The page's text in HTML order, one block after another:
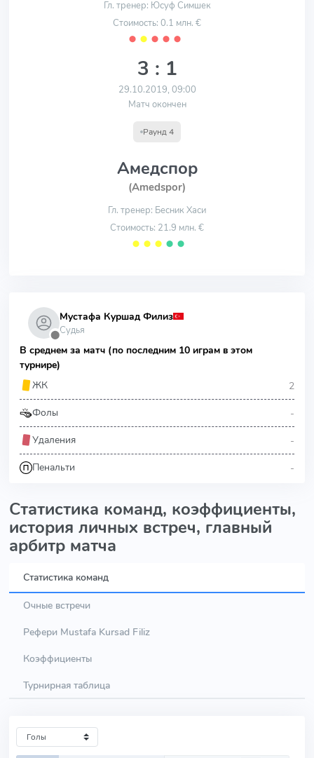
Гл. тренер: Юсуф Симшек
Стоимость: 0.1 млн. €
⬤ ⬤ ⬤ ⬤ ⬤
3 : 1
29.10.2019, 09:00
Матч окончен
Раунд 4
Амедспор
(Amedspor)
Гл. тренер: Бесник Хаси
Стоимость: 21.9 млн. €
⬤ ⬤ ⬤ ⬤ ⬤
⬤
Мустафа Куршад Филиз
Судья
В среднем за матч (по последним 10 играм в этом
турнире)
ЖК
2
Фолы -
Удаления -
Пенальти -
Статистика команд, коэффициенты,
история личных встреч, главный
арбитр матча
Статистика команд
Очные встречи
Рефери Mustafa Kursad Filiz
Коэффициенты
Турнирная таблица